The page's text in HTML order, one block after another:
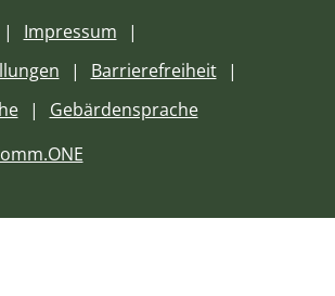
Impressum
Barrierefreiheit
Gebärdensprache